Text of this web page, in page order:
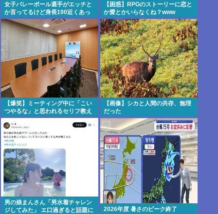
女子バレーボール選手がエッチと
か言ってるけど身長190近くあっ
たりするんやぞ？
【困惑】RPGのストーリーに恋と
か愛とかいらなくね？www
【爆笑】ミーティング中に「こい
つやるな」と思われるセリフ教え
てください！www
【画像】シカと人間の共存、無理
だった
男の娘まんさん「男水着チャレン
ジしてみた」 エ口過ぎると話題に
2026年度 暑さのピーク終了